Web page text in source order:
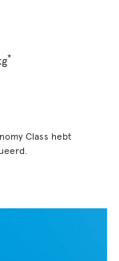
*
Class hebt